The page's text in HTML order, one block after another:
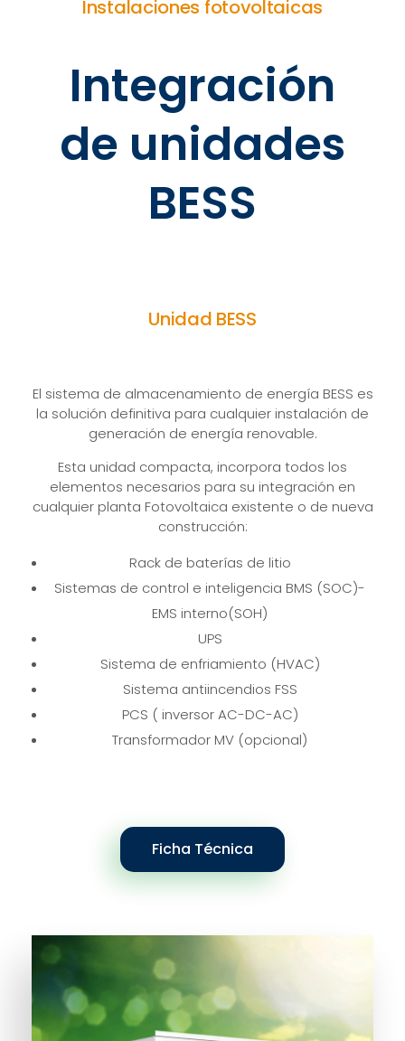
Instalaciones fotovoltaicas
Integración
de unidades
BESS
Unidad BESS
El sistema de almacenamiento de energía BESS es
la solución definitiva para cualquier instalación de
generación de energía renovable.
Esta unidad compacta, incorpora todos los
elementos necesarios para su integración en
cualquier planta Fotovoltaica existente o de nueva
construcción:
Rack de baterías de litio
Sistemas de control e inteligencia BMS (SOC)-
EMS interno(SOH)
UPS
Sistema de enfriamiento (HVAC)
Sistema antiincendios FSS
PCS ( inversor AC-DC-AC)
Transformador MV (opcional)
Ficha Técnica